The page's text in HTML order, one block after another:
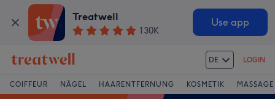
Treatwell
130K
Use app
DE LOGIN
COIFFEUR NÄGEL HAARENTFERNUNG KOSMETIK MASSAGE